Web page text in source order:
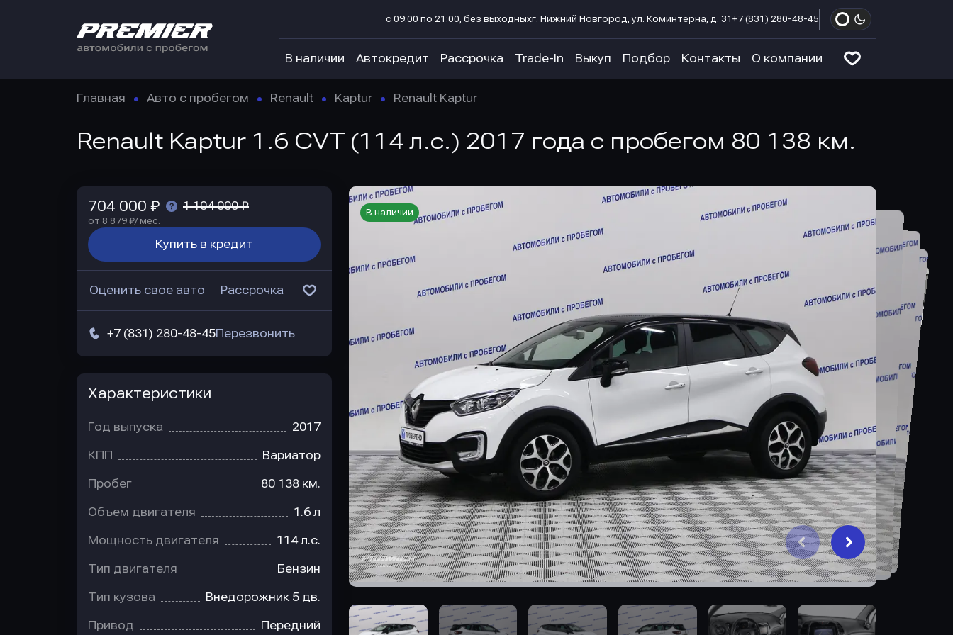
с 09:00 по 21:00, без выходныхг. Нижний Новгород, ул. Коминтерна, д. 31 +7 (831) 280-48-45
В наличии Автокредит Рассрочка Trade-In Выкуп Подбор Контакты О компании
Главная Авто с пробегом Renault Kaptur Renault Kaptur
Renault Kaptur 1.6 CVT (114 л.с.) 2017 года с пробегом 80 138 км.
В наличии
704 000 ₽ 1 104 000 ₽
от 8 879 ₽/ мес.
Купить в кредит
Оценить свое авто Рассрочка
+7 (831) 280-48-45Перезвонить
Характеристики
Год выпуска 2017
КПП Вариатор
Пробег 80 138 км.
Объем двигателя 1.6 л
Мощность двигателя 114 л.с.
Тип двигателя Бензин
Тип кузова Внедорожник 5 дв.
Привод Передний